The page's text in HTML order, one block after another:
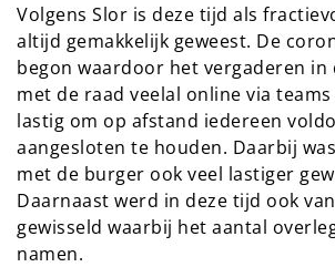
Volgens Slor is deze tijd als
altijd gemakkelijk geweest. De
begon waardoor het vergaderen in
met de raad veelal online via teams
lastig om op afstand iedereen
aangesloten te houden. Daarbij
met de burger ook veel lastiger
Daarnaast werd in deze tijd ook
gewisseld waarbij het aantal
namen.